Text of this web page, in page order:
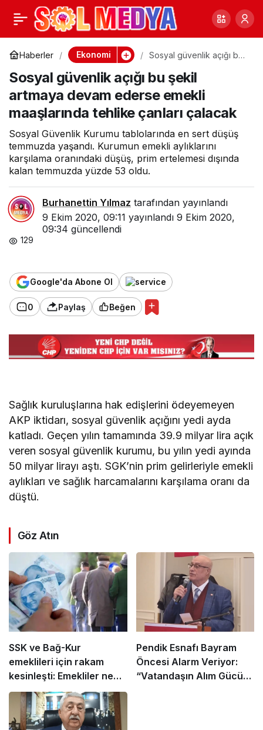
Haberler Ekonomi
Sosyal güvenlik açığı bu
ederse emekli
maaşlarında tehlike
çanları çalacak
Sosyal güvenlik açığı bu şekil
artmaya devam ederse emekli
maaşlarında tehlike çanları çalacak
Sosyal Güvenlik Kurumu tablolarında en sert düşüş
temmuzda yaşandı. Kurumun emekli aylıklarını
karşılama oranındaki düşüş, prim ertelemesi dışında
kalan temmuzda yüzde 53 oldu.
Burhanettin Yılmaz tarafından yayınlandı
9 Ekim 2020, 09:11 yayınlandı 9 Ekim 2020,
09:34 güncellendi
129
Google'da Abone Ol
0 Paylaş Beğen
Sağlık kuruluşlarına hak edişlerini ödeyemeyen
AKP iktidarı, sosyal güvenlik açığını yedi ayda
katladı. Geçen yılın tamamında 39.9 milyar lira açık
veren sosyal güvenlik kurumu, bu yılın yedi ayında
50 milyar lirayı aştı. SGK’nin prim gelirleriyle emekli
aylıkları ve sağlık harcamalarını karşılama oranı da
düştü.
Göz Atın
SSK ve Bağ-Kur
emeklileri için rakam
kesinleşti: Emekliler ne
kadar zam alacak?
Pendik Esnafı Bayram
Öncesi Alarm Veriyor:
“Vatandaşın Alım Gücü
Bu haberi okurken ne
kadar para
kaybettiğinize
inanamayacaksınız
0 Paylaş